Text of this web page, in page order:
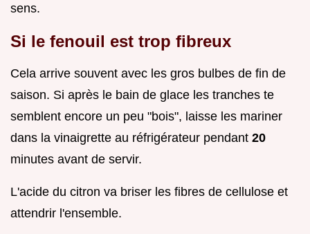
sens.
Si le fenouil est trop fibreux
Cela arrive souvent avec les gros bulbes de fin de
saison. Si après le bain de glace les tranches te
semblent encore un peu "bois", laisse les mariner
dans la vinaigrette au réfrigérateur pendant 20
minutes avant de servir.
L'acide du citron va briser les fibres de cellulose et
attendrir l'ensemble.